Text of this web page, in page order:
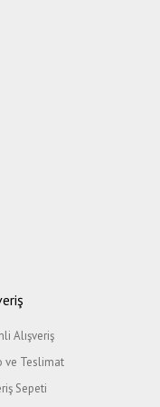
Alışveriş
ve Teslimat
Sepeti